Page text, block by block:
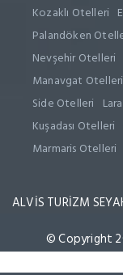
Kozaklı Otelleri
Palandöken
Nevşehir Otelleri
Manavgat Otelleri
Side Otelleri
Kuşadası Otelleri
Marmaris Otelleri
ALVİS TURİZM
© Copyright